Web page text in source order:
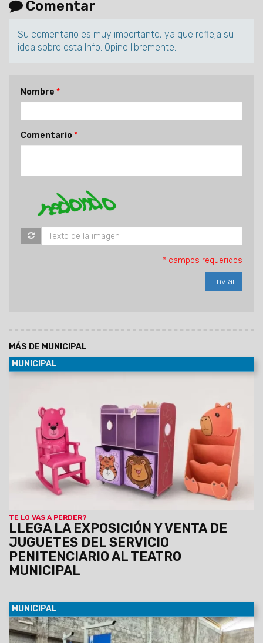
Comentar
Su comentario es muy importante, ya que refleja su
idea sobre esta Info. Opine libremente.
Nombre
Comentario
* campos requeridos
MÁS DE MUNICIPAL
MUNICIPAL
TE LO VAS A PERDER?
LLEGA LA EXPOSICIÓN Y VENTA DE
JUGUETES DEL SERVICIO
PENITENCIARIO AL TEATRO
MUNICIPAL
19 hs, con entrada libre y gratuita. Se exhibirán juguetes de
madera, artesanías infantiles, muebles y utilitarios
elaborados por la Dirección Industrial del Servicio
Penitenciario de Salta.
MUNICIPAL
09/08/2026 Esta mañana se realizó una nueva edición de
"La Muni en tu Barrio" en el Club Deportivo de Solís Pizarro,